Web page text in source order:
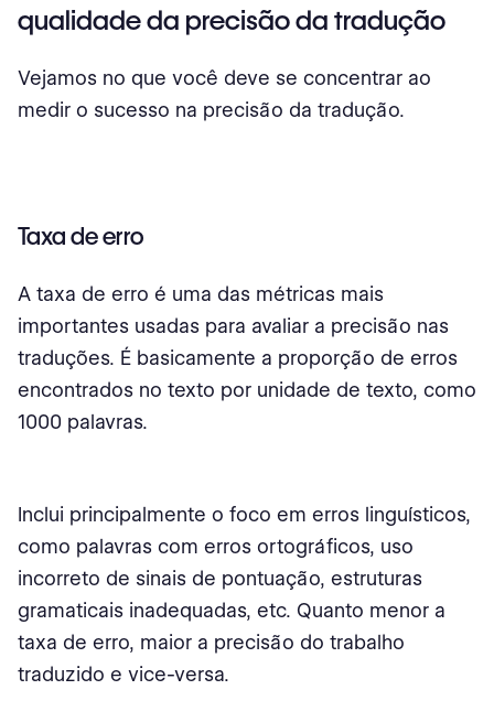
qualidade da precisão da tradução
Vejamos no que você deve se concentrar ao
medir o sucesso na precisão da tradução.
Taxa de erro
A taxa de erro é uma das métricas mais
importantes usadas para avaliar a precisão nas
traduções. É basicamente a proporção de erros
encontrados no texto por unidade de texto, como
1000 palavras.
Inclui principalmente o foco em erros linguísticos,
como palavras com erros ortográficos, uso
incorreto de sinais de pontuação, estruturas
gramaticais inadequadas, etc. Quanto menor a
taxa de erro, maior a precisão do trabalho
traduzido e vice-versa.